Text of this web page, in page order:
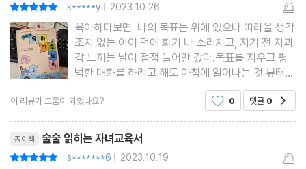
학습 동기가 높은 아이들
학습 동기가 낮은 아이들
동기와 보상에 관한 오해
동기의 유형은 다양하다
내적 동기로 이끄는 방법
목표를 성취하는 하루를 만드는 방법
나는 목표를 향해 움직이는 아이야
| k*****y | 2023.10.26
육아하다보면. 나의 목표는 위에 있으나 따라올 생각
조차 없는 아이 덕에 화가 나 소리치고, 자기 전 자괴
감 느끼는 날이 점점 늘어만 갔다.목표를 지우고 평
범한 대화를 하려고 해도 아침에 일어나는 것 뷰터
불편해하는 나였다.방향을 잃은 배와도 같았다. 무기
하신다는 소식을
이 리뷰가 도움이 되었나요? 0 댓글 0
종이책 술술 읽히는 자녀교육서
| s*******6 | 2023.10.19